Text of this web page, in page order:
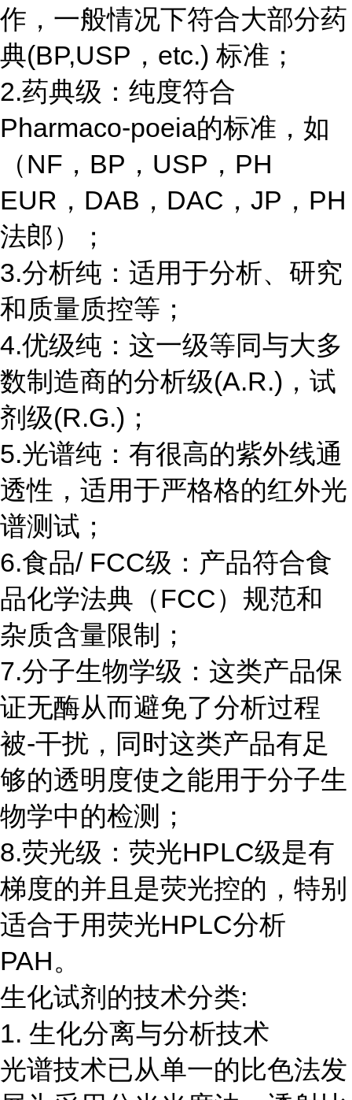
作，一般情况下符合大部分药
典(BP,USP，etc.) 标准；
2.药典级：纯度符合
Pharmaco-poeia的标准，如
（NF，BP，USP，PH
EUR，DAB，DAC，JP，PH
法郎）；
3.分析纯：适用于分析、研究
和质量质控等；
4.优级纯：这一级等同与大多
数制造商的分析级(A.R.)，试
剂级(R.G.)；
5.光谱纯：有很高的紫外线通
透性，适用于严格格的红外光
谱测试；
6.食品/ FCC级：产品符合食
品化学法典（FCC）规范和
杂质含量限制；
7.分子生物学级：这类产品保
证无酶从而避免了分析过程
被-干扰，同时这类产品有足
够的透明度使之能用于分子生
物学中的检测；
8.荧光级：荧光HPLC级是有
梯度的并且是荧光控的，特别
适合于用荧光HPLC分析
PAH。
生化试剂的技术分类:
1. 生化分离与分析技术
光谱技术已从单一的比色法发